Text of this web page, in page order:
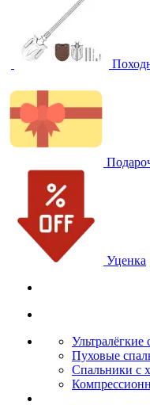
Уценка
Ультралёгкие
Пуховые
Спальники с